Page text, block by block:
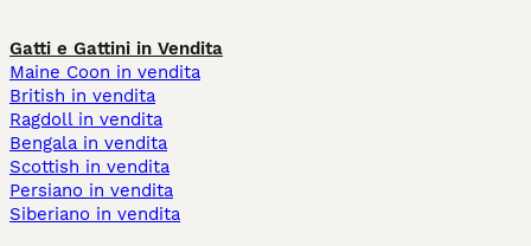
Gatti e Gattini in Vendita
Maine Coon in vendita
British in vendita
Ragdoll in vendita
Bengala in vendita
Scottish in vendita
Persiano in vendita
Siberiano in vendita